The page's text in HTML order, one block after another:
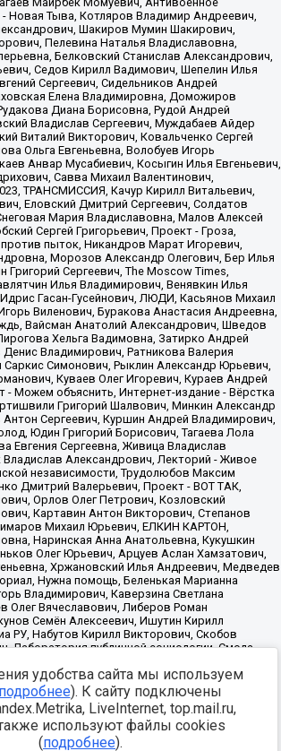
uploaded/files/reestr-
22-03-2024.pdfданные на22.03.2024
удобства сайта мы используем
). К сайту подключены
LiveInternet, top.mail.ru,
используют файлы cookies
(подробнее).